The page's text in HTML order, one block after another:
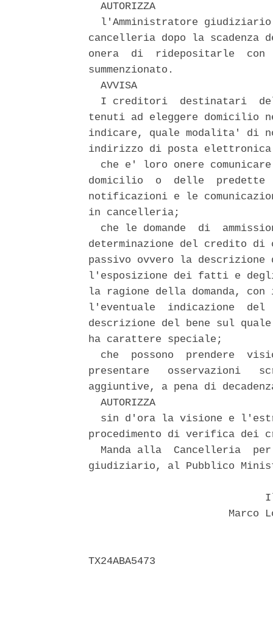
  AUTORIZZA
l'Amministratore
cancelleria dopo la
onera  di  ridepositarle
summenzionato.
  AVVISA
I creditori  destinatari
tenuti ad eleggere domicilio
indicare, quale modalita' di
indirizzo di posta
che e' loro onere
domicilio  o  delle
notificazioni e le
in cancelleria;
che le domande  di
determinazione del credito
passivo ovvero la
l'esposizione dei fatti e
la ragione della domanda,
l'eventuale  indicazione
descrizione del bene sul
ha carattere speciale;
che  possono  prendere
presentare   osservazioni
aggiuntive, a pena di
  AUTORIZZA
sin d'ora la visione e
procedimento di verifica
Manda alla  Cancelleria
giudiziario, al Pubblico
Marco